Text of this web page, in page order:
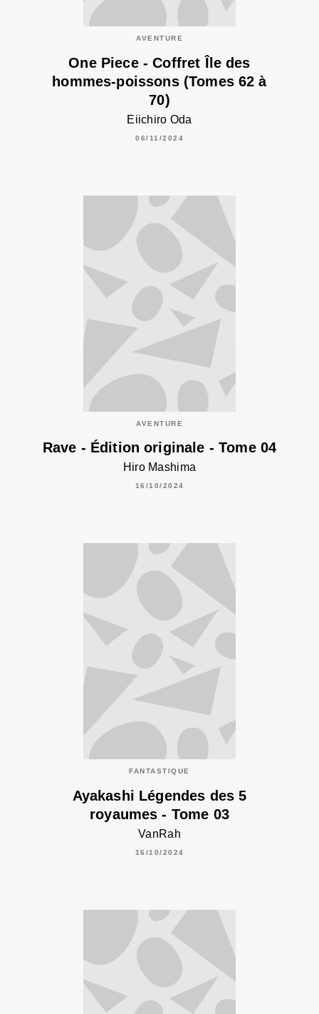
AVENTURE
One Piece - Coffret Île des
hommes-poissons (Tomes 62 à
70)
Eiichiro Oda
06/11/2024
AVENTURE
Rave - Édition originale - Tome 04
Hiro Mashima
16/10/2024
FANTASTIQUE
Ayakashi Légendes des 5
royaumes - Tome 03
VanRah
16/10/2024